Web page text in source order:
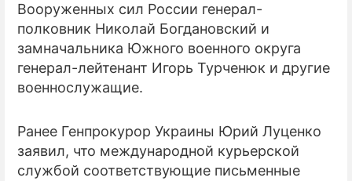
Вооруженных сил России генерал-
полковник Николай Богдановский и
замначальника Южного военного округа
генерал-лейтенант Игорь Турченюк и другие
военнослужащие.
Ранее Генпрокурор Украины Юрий Луценко
заявил, что международной курьерской
службой соответствующие письменные